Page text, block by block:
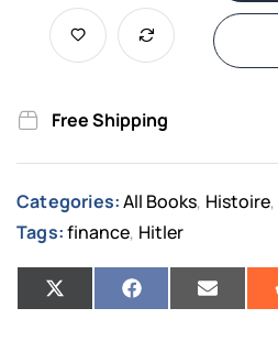
Free Shipping
Categories: All Books, Histoire,
Tags:finance, Hitler